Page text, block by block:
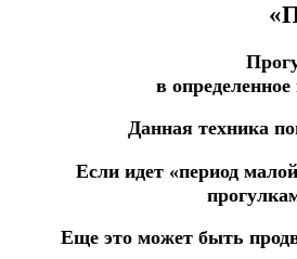
в определенное
Данная техника
Если идет «период
Еще это может быть